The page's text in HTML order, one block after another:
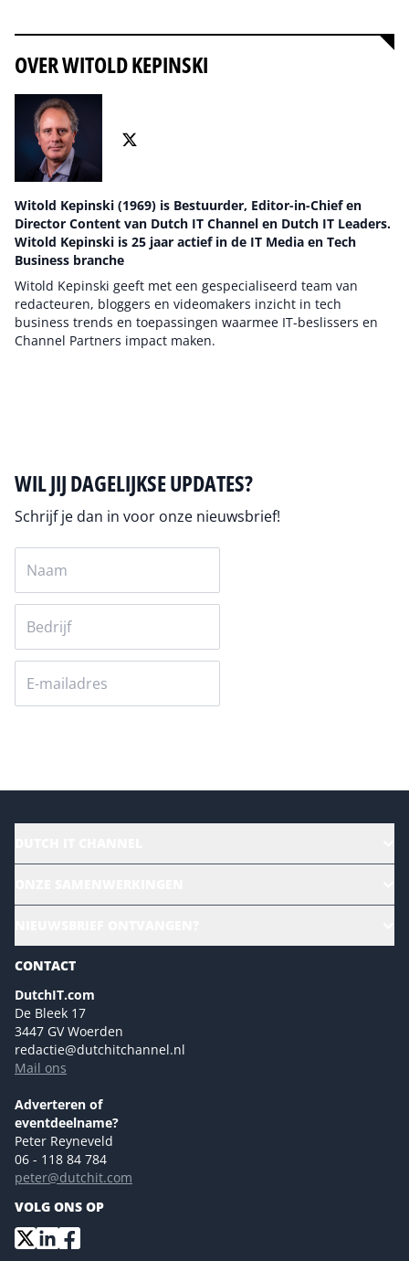
OVER WITOLD KEPINSKI
Witold Kepinski (1969) is Bestuurder, Editor-in-Chief en
Director Content van Dutch IT Channel en Dutch IT Leaders.
Witold Kepinski is 25 jaar actief in de IT Media en Tech
Business branche
Witold Kepinski geeft met een gespecialiseerd team van
redacteuren, bloggers en videomakers inzicht in tech
business trends en toepassingen waarmee IT-beslissers en
Channel Partners impact maken.
WIL JIJ DAGELIJKSE UPDATES?
Schrijf je dan in voor onze nieuwsbrief!
Magazines
Marketingmogelijkheden 2026
Eventmogelijkheden 2026
Advertising opportunities 2026 ENG
Event opportunities 2026 ENG
NL Digital
Versturen
CONTACT
DutchIT.com
De Bleek 17
3447 GV Woerden
redactie@dutchitchannel.nl
Mail ons
Adverteren of
eventdeelname?
Peter Reyneveld
06 - 118 84 784
peter@dutchit.com
VOLG ONS OP